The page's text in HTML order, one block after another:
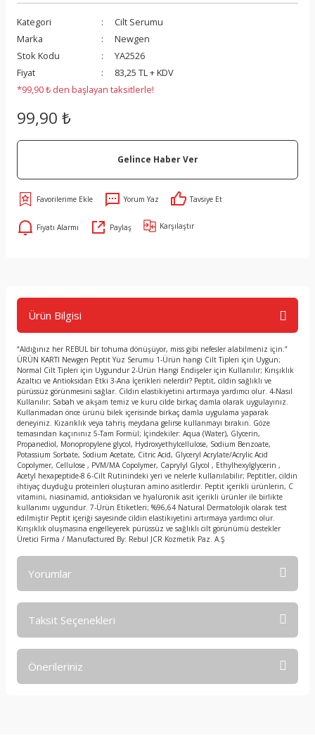
Kategori
Cilt Serumu
Marka
Newgen
Stok Kodu
YA2526
Fiyat
83,25 TL + KDV
*99,90 ₺ den başlayan taksitlerle!
99,90 ₺
Gelince Haber Ver
Yorum Yaz Tavsiye Et
Fiyatı Alarmı Paylaş Karşılaştır
Ürün Bilgisi
“Aldığınız her REBUL bir tohuma dönüşüyor, miss gibi nefesler alabilmeniz için.”
ÜRÜN KARTI Newgen Peptit Yüz Serumu 1-Ürün hangi Cilt Tipleri için Uygun;
Normal Cilt Tipleri için Uygundur 2-Ürün Hangi Endişeler için Kullanılır; Kırışıklık
Azaltıcı ve Antioksidan Etki 3-Ana İçerikleri nelerdir? Peptit, cildin sağlıklı ve
pürüssüz görünmesini sağlar. Cildin elastikiyetini artırmaya yardımcı olur. 4-Nasıl
Kullanılır; Sabah ve akşam temiz ve kuru cilde birkaç damla olarak uygulayınız.
Kullanmadan önce ürünü bilek içerisinde birkaç damla uygulama yaparak
deneyiniz. Kızarıklık veya tahriş meydana gelirse kullanmayı bırakın. Göze
temasından kaçınınız 5-Tam Formül; İçindekiler: Aqua (Water), Glycerin,
Propanediol, Monopropylene glycol, Hydroxyethylcellulose, Sodium Benzoate,
Potassium Sorbate, Sodium Acetate, Citric Acid, Glyceryl Acrylate/Acrylic Acid
Copolymer, Cellulose , PVM/MA Copolymer, Caprylyl Glycol , Ethylhexylglycerin ,
Acetyl hexapeptide-8 6-Cilt Rutinindeki yeri ve nelerle kullanılabilir; Peptitler, cildin
ihtiyaç duyduğu proteinleri oluşturan amino asitlerdir. Peptit içerikli ürünlerin, C
vitamini, niasinamid, antioksidan ve hyalüronik asit içerikli ürünler ile birlikte
kullanımı uygundur. 7-Ürün Etiketleri; %96,64 Natural Dermatolojik olarak test
edilmiştir Peptit içeriği sayesinde cildin elastikiyetini artırmaya yardımcı olur.
Kırışıklık oluşmasına engelleyerek pürüssüz ve sağlıklı cilt görünümü destekler
Üretici Firma / Manufactured By: Rebul JCR Kozmetik Paz. A.Ş
Yorumlar
Taksit Seçenekleri
Önerileriniz